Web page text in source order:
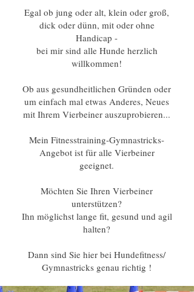
Egal ob jung oder alt, klein oder groß,
dick oder dünn, mit oder ohne
Handicap -
bei mir sind alle Hunde herzlich
willkommen!
Ob aus gesundheitlichen Gründen oder
um einfach mal etwas Anderes, Neues
mit Ihrem Vierbeiner auszuprobieren...
Mein Fitnesstraining-Gymnastricks-
Angebot ist für alle Vierbeiner
geeignet.
Möchten Sie Ihren Vierbeiner
unterstützen?
Ihn möglichst lange fit, gesund und agil
halten?
Dann sind Sie hier bei Hundefitness/
Gymnastricks genau richtig !